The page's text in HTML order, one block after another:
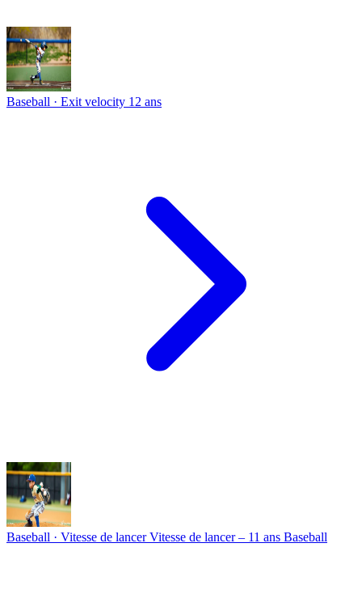
Baseball · Exit velocity 12 ans
Baseball · Vitesse de lancerVitesse de lancer – 11 ans Baseball